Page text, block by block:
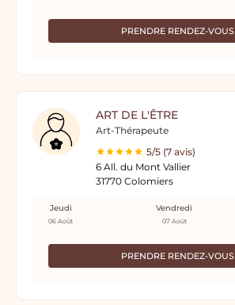
PRENDRE RENDEZ-VOUS
ART DE L'ÊTRE
Art-Thérapeute
5/5 (7 avis)
6 All. du Mont Vallier
31770 Colomiers
PRENDRE RENDEZ-VOUS
Jeudi
06 Août
Vendredi
07 Août